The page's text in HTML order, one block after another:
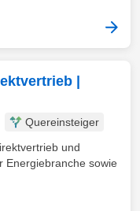
|
Quereinsteiger
und
Energiebranche sowie